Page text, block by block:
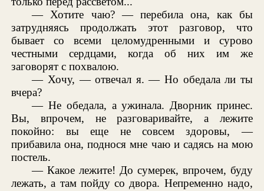
— Хотите чаю? — перебила она, как бы
затрудняясь продолжать этот разговор, что
бывает со всеми целомудренными и сурово
честными сердцами, когда об них им же
заговорят с похвалою.
— Хочу, — отвечал я. — Но обедала ли ты
вчера?
— Не обедала, а ужинала. Дворник принес.
Вы, впрочем, не разговаривайте, а лежите
покойно: вы еще не совсем здоровы, —
прибавила она, поднося мне чаю и садясь на мою
постель.
— Какое лежите! До сумерек, впрочем, буду
лежать, а там пойду со двора. Непременно надо,